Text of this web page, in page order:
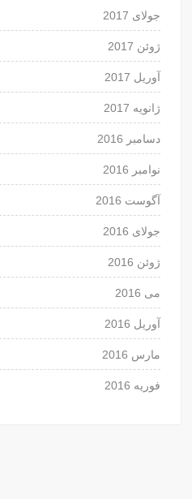
جولای 2017
ژوئن 2017
آوریل 2017
ژانویه 2017
دسامبر 2016
نوامبر 2016
آگوست 2016
جولای 2016
ژوئن 2016
می 2016
آوریل 2016
مارس 2016
فوریه 2016